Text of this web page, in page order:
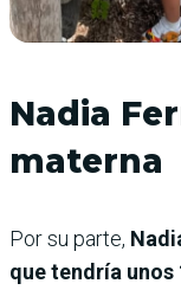
Nadia
materna
Por su parte,
que tendría unos